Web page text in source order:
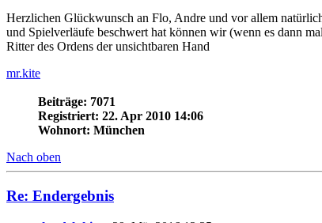
Herzlichen Glückwunsch an Flo, Andre und vor allem
und Spielverläufe beschwert hat können wir (wenn es dann
Ritter des Ordens der unsichtbaren Hand
mr.kite
Beiträge: 7071
Registriert: 22. Apr 2010 14:06
Wohnort: München
Nach oben
Re: Endergebnis